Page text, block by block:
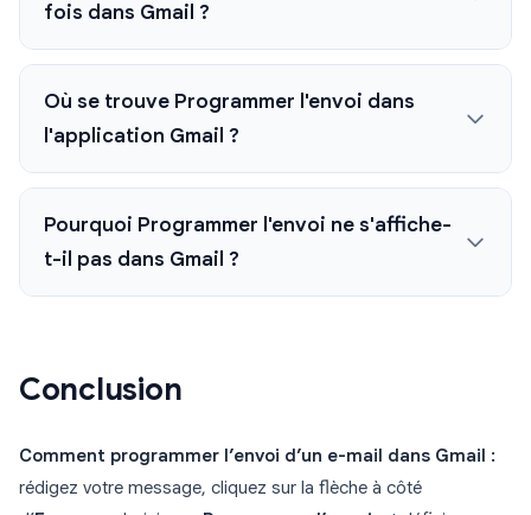
fois dans Gmail ?
Où se trouve Programmer l'envoi dans
l'application Gmail ?
Pourquoi Programmer l'envoi ne s'affiche-
t-il pas dans Gmail ?
Conclusion
Comment programmer l’envoi d’un e-mail dans Gmail :
rédigez votre message, cliquez sur la flèche à côté